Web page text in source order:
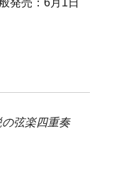
発売：6月1日
弦楽四重奏